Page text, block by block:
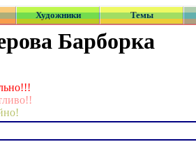
Художники Темы
Барборка